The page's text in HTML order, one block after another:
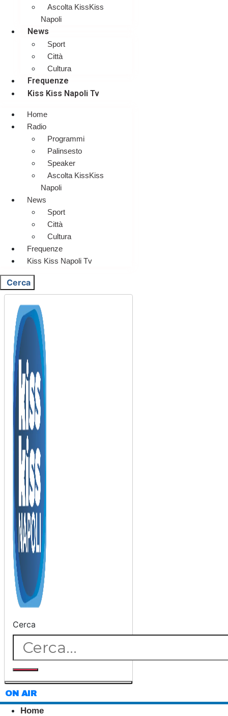
Ascolta KissKiss
Napoli
News
Sport
Città
Cultura
Frequenze
Kiss Kiss Napoli Tv
Home
Radio
Programmi
Palinsesto
Speaker
Ascolta KissKiss
Napoli
News
Sport
Città
Cultura
Frequenze
Kiss Kiss Napoli Tv
Cerca
Cerca
ON AIR
Home